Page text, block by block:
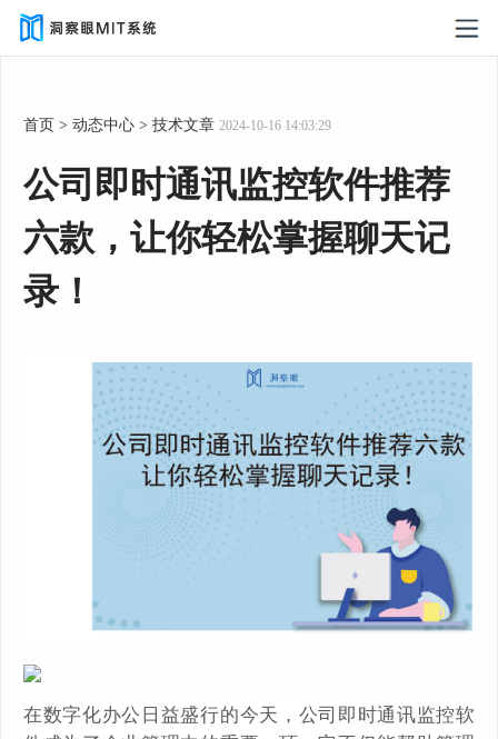
首页 > 动态中心 > 技术文章 2024-10-16 14:03:29
公司即时通讯监控软件推荐
六款，让你轻松掌握聊天记
录！
在数字化办公日益盛行的今天，公司即时通讯监控软